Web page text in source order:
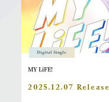
Digital Single
MY LiFE!
2025.12.07 Release